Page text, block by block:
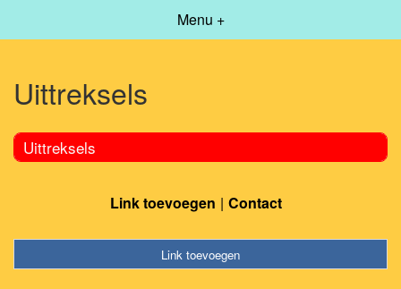
Menu +
Uittreksels
Uittreksels
Link toevoegen Contact
Link toevoegen